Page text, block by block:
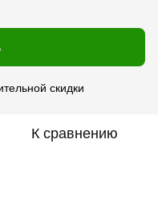
скидки
К сравнению